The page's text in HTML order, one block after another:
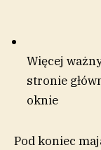
Więcej
stronie
oknie
Pod koniec